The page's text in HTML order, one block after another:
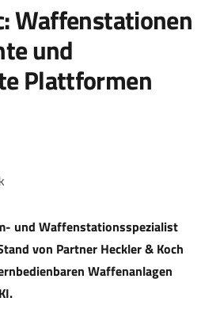
Waffenstationen
und
Plattformen
und Waffenstationsspezialist
von Partner Heckler & Koch
Waffenanlagen